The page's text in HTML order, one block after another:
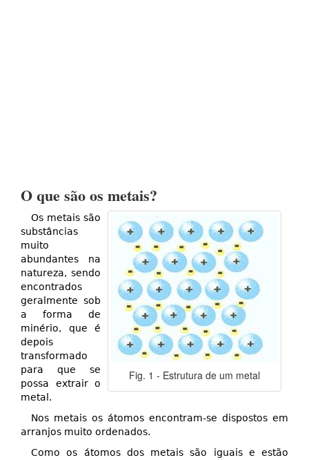
O que são os metais?
Fig. 1 - Estrutura de um metal
Os metais são
substâncias
muito
abundantes na
natureza, sendo
encontrados
geralmente sob
a forma de
minério, que é
depois
transformado
para que se
possa extrair o
metal.
Nos metais os átomos encontram-se dispostos em
arranjos muito ordenados.
Como os átomos dos metais são iguais e estão